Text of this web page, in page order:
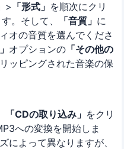
> 「形式」 を順次にクリ
。そして、 「音質」 に
オの音質を選んでくださ
オプションの 「その他の
ッピングされた音楽の保
「CDの取り込み」 をクリ
への変換を開始しま
によって異なりますが、